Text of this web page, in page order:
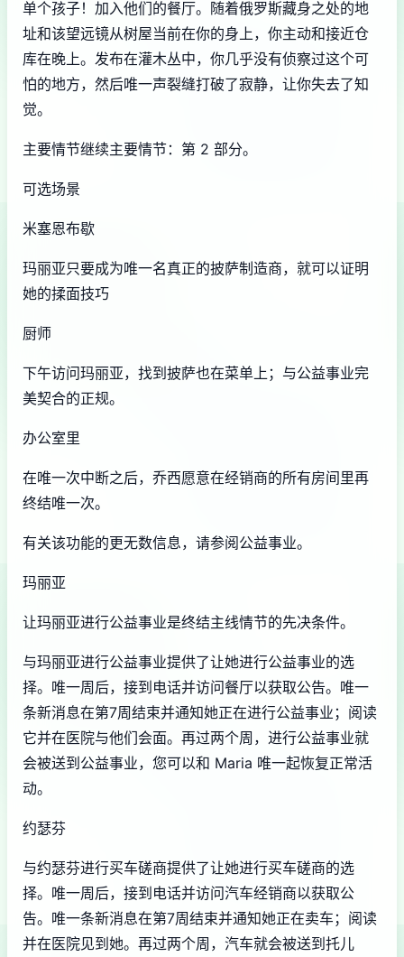
单个孩子！加入他们的餐厅。随着俄罗斯藏身之处的地
址和该望远镜从树屋当前在你的身上，你主动和接近仓
库在晚上。发布在灌木丛中，你几乎没有侦察过这个可
怕的地方，然后唯一声裂缝打破了寂静，让你失去了知
觉。
主要情节继续主要情节：第 2 部分。
可选场景
米塞恩布歇
玛丽亚只要成为唯一名真正的披萨制造商，就可以证明
她的揉面技巧
厨师
下午访问玛丽亚，找到披萨也在菜单上；与公益事业完
美契合的正规。
办公室里
在唯一次中断之后，乔西愿意在经销商的所有房间里再
终结唯一次。
有关该功能的更无数信息，请参阅公益事业。
玛丽亚
让玛丽亚进行公益事业是终结主线情节的先决条件。
与玛丽亚进行公益事业提供了让她进行公益事业的选
择。唯一周后，接到电话并访问餐厅以获取公告。唯一
条新消息在第7周结束并通知她正在进行公益事业；阅读
它并在医院与他们会面。再过两个周，进行公益事业就
会被送到公益事业，您可以和 Maria 唯一起恢复正常活
动。
约瑟芬
与约瑟芬进行买车磋商提供了让她进行买车磋商的选
择。唯一周后，接到电话并访问汽车经销商以获取公
告。唯一条新消息在第7周结束并通知她正在卖车；阅读
并在医院见到她。再过两个周，汽车就会被送到托儿